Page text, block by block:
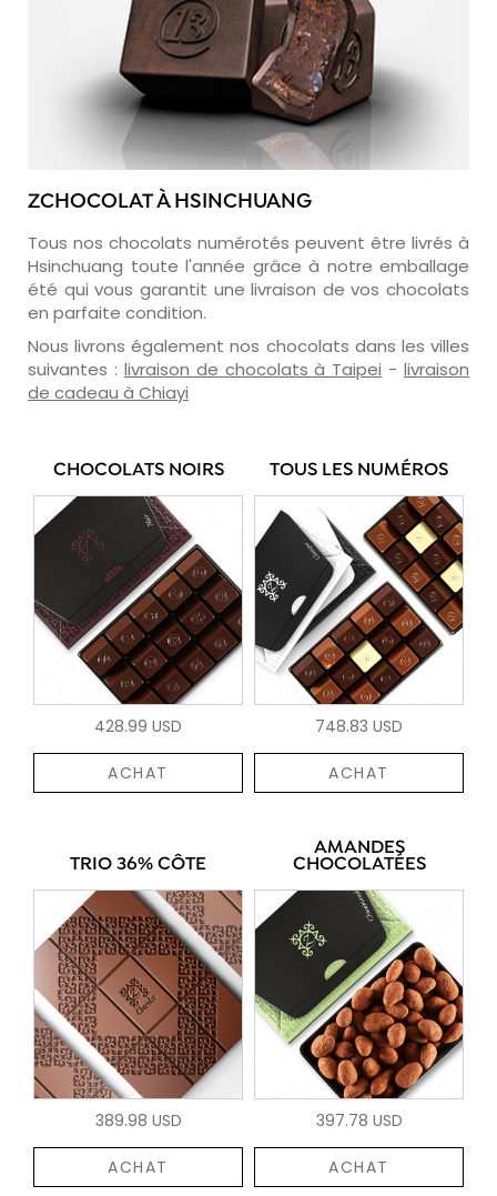
ZCHOCOLAT À HSINCHUANG
Tous nos chocolats numérotés peuvent être livrés à
Hsinchuang toute l'année grâce à notre emballage
été qui vous garantit une livraison de vos chocolats
en parfaite condition.
Nous livrons également nos chocolats dans les villes
suivantes : livraison de chocolats à Taipei - livraison
de cadeau à Chiayi
CHOCOLATS NOIRS
428.99 USD
ACHAT
TOUS LES NUMÉROS
748.83 USD
ACHAT
TRIO 36% CÔTE
389.98 USD
ACHAT
AMANDES
CHOCOLATÉES
397.78 USD
ACHAT